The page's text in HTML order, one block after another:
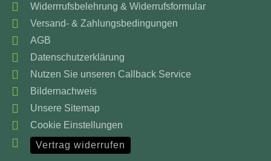
Widerrrufsbelehrung & Widerrufsformular
Versand- & Zahlungsbedingungen
AGB
Datenschutzerklärung
Nutzen Sie unseren Callback Service
Bildernachweis
Unsere Sitemap
Cookie Einstellungen
Vertrag widerrufen